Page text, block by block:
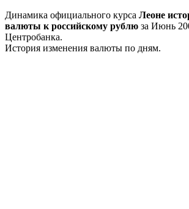
Динамика официального курса Леоне
валюты к российскому рублю за Июнь
Центробанка.
История изменения валюты по дням.